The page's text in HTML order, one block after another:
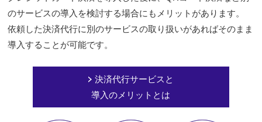
のサービスの導入を検討する場合にもメリットがあります。
依頼した決済代行に別のサービスの取り扱いがあればそのまま
導入することが可能です。
決済代行サービスと
導入のメリットとは